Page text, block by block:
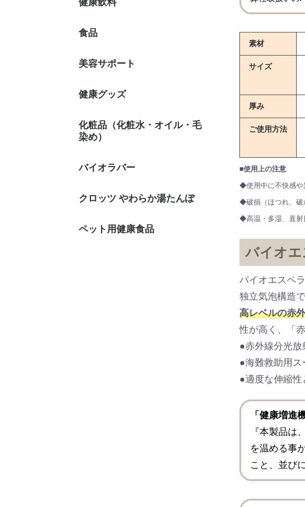
21）
食品 おからコッティ
美容サポート ミドリムシ（ユー
ヒアルロン酸
エラスチン
プロテイン
健康グッズ 健康体操DVD
土瓶・土鍋
健康寝具 ヘルス
純金 美顔器
玉川の湯
赤外線ホットパッ
尿漏れサポートパ
化粧品（化粧水・オイル・毛
染め）
エミューオイル
ヨモギ製品
白髪染め
デオドラント
サティスex
バイオラバー Gタイプ／Pタイプ
バイオエスペランサ
メディカルバイオ
クロッツ やわらか湯たんぽ
ペット用健康食品
素材
サイズ
厚み
ご使用方法
■使用上の注意
◆使用中に不快感や
◆破損（ほつれ、破
◆高温・多湿、直射
バイオ
バイオエスペ
独立気泡構造
高レベルの赤
性が高く、「
●赤外線分光放
●海難救助用ス
●適度な伸縮性
「健康増進
『本製品は
を温める事
こと、並び